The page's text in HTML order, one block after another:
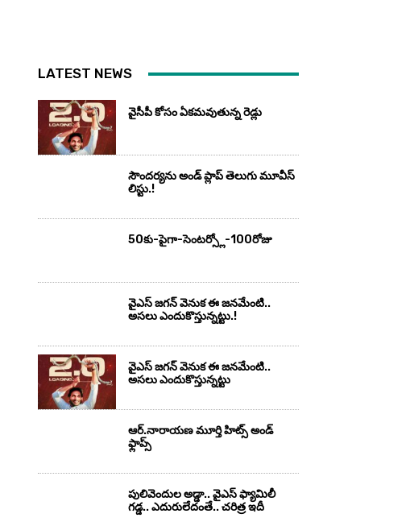
LATEST NEWS
వైసీపీ కోసం ఏక‌మ‌వుతున్న రెడ్లు
సౌందర్యను అండ్‌ ప్లాప్‌ తెలుగు మూవీస్‌
లిస్టు.!
50కు-పైగా-సెంటర్స్లో-100రోజు
వైఎస్‌ జగన్‌ వెనుక ఈ జనమేంటి..
అసలు ఎందుకొస్తున్నట్టు.!
వైఎస్‌ జగన్‌ వెనుక ఈ జనమేంటి..
అసలు ఎందుకొస్తున్నట్టు
ఆర్‌.నారాయ‌ణ మూర్తి హిట్స్ అండ్
ఫ్లాప్స్‌
పులివెందుల అడ్డా.. వైఎస్ ఫ్యామిలీ
గడ్డ.. ఎదురులేదంతే.. చరిత్ర ఇదీ